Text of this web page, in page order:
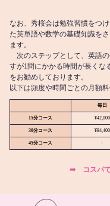
なお、秀桜会は勉強習慣をつ
た英単語や数学の基礎知識を
ます。
次のステップとして、英語
すが1問にかかる時間が長くな
をお勧めしております。
以下は頻度や時間ごとの月額料
毎日
15分コース ¥42,000
30分コース ¥84,400
45分コース -
➡︎ コスパで